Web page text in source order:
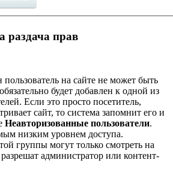
раздача прав
пользователь на сайте не может быть
будет добавлен к одной из
Если это просто посетитель,
сайт, то система запомнит его и
Неавторизованные пользователи.
низким уровнем доступа.
группы могут только смотреть на
администратор или контент-